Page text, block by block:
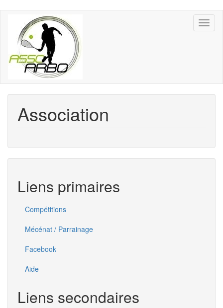
contenu
principal
Association
Liens primaires
Compétitions
Mécénat / Parrainage
Facebook
Aide
Liens secondaires